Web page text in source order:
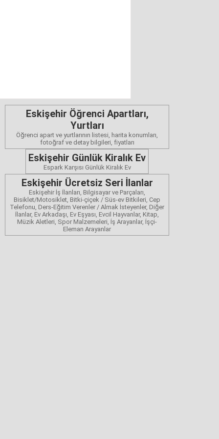
Eskişehir Öğrenci Apartları,
Yurtları
Öğrenci apart ve yurtlarının listesi, harita konumları,
fotoğraf ve detay bilgileri, fiyatları
Eskişehir Günlük Kiralık Ev
Espark Karşısı Günlük Kiralık Ev
Eskişehir Ücretsiz Seri İlanlar
Eskişehir İş İlanları, Bilgisayar ve Parçaları,
Bisiklet/Motosiklet, Bitki-çiçek / Süs-ev Bitkileri, Cep
Telefonu, Ders-Eğitim Verenler / Almak İsteyenler, Diğer
İlanlar, Ev Arkadaşı, Ev Eşyası, Evcil Hayvanlar, Kitap,
Müzik Aletleri, Spor Malzemeleri, İş Arayanlar, İşçi-
Eleman Arayanlar